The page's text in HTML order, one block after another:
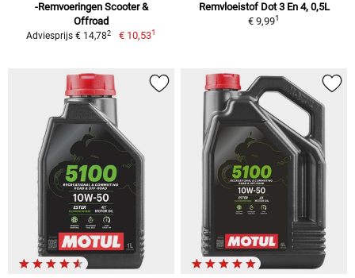
-Remvoeringen Scooter &
Offroad
Adviesprijs € 14,782 € 10,531
Remvloeistof Dot 3 En 4, 0,5L
€ 9,991